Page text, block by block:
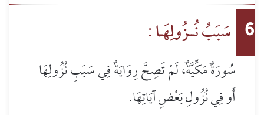
6 سَبَبُ نُــزُولِهَـا :
سُورَةٌ مَكِّيَّةٌ، لَمْ تَصِحَّ رِوَايَةٌ فِي سَبَبِ نُزُولِهَا
أَو فِي نُزُولِ بَعْضِ آيَاتِهَا.